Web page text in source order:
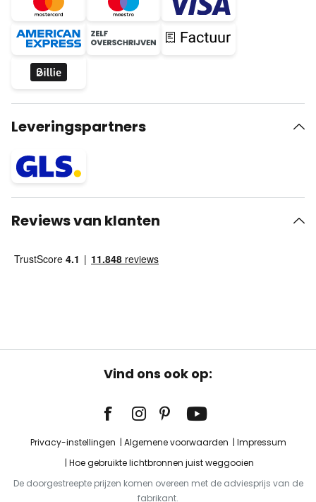
Leveringspartners
Reviews van klanten
Vind ons ook op:
Privacy-instellingen Algemene voorwaarden
Impressum
Hoe gebruikte lichtbronnen juist weggooien
De doorgestreepte prijzen komen overeen met de adviesprijs van de
fabrikant.